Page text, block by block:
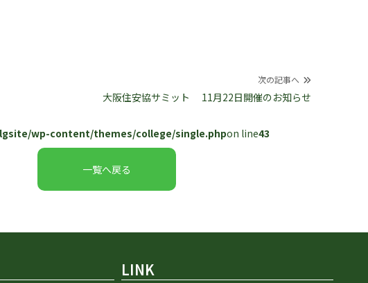
次の記事へ
大阪住安協サミット 11月22日開催のお知らせ
wp-content/themes/college/single.phpon line43
一覧へ戻る
LINK